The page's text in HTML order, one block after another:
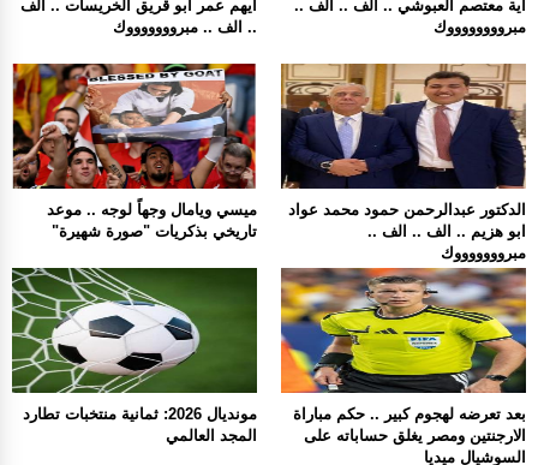
ايهم عمر ابو قريق الخريسات .. الف
.. الف .. مبروووووووك
آية معتصم العبوشي .. الف .. الف ..
مبرووووووووك
ميسي ويامال وجهاً لوجه .. موعد
تاريخي بذكريات "صورة شهيرة"
الدكتور عبدالرحمن حمود محمد عواد
ابو هزيم .. الف .. الف ..
مبروووووووك
مونديال 2026: ثمانية منتخبات تطارد
المجد العالمي
بعد تعرضه لهجوم كبير .. حكم مباراة
الارجنتين ومصر يغلق حساباته على
السوشيال ميديا